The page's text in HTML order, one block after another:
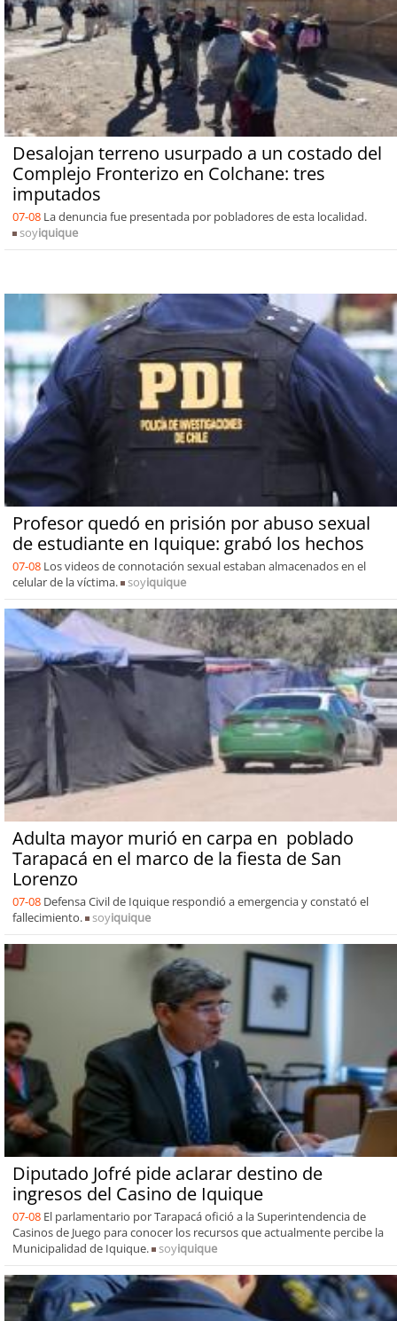
Desalojan terreno usurpado a un costado del
Complejo Fronterizo en Colchane: tres
imputados
07-08 La denuncia fue presentada por pobladores de esta localidad.
soyiquique
Profesor quedó en prisión por abuso sexual
de estudiante en Iquique: grabó los hechos
07-08 Los videos de connotación sexual estaban almacenados en el
celular de la víctima.
soyiquique
Adulta mayor murió en carpa en poblado
Tarapacá en el marco de la fiesta de San
Lorenzo
07-08 Defensa Civil de Iquique respondió a emergencia y constató el
fallecimiento.
soyiquique
Diputado Jofré pide aclarar destino de
ingresos del Casino de Iquique
07-08 El parlamentario por Tarapacá ofició a la Superintendencia de
Casinos de Juego para conocer los recursos que actualmente percibe la
Municipalidad de Iquique.
soyiquique